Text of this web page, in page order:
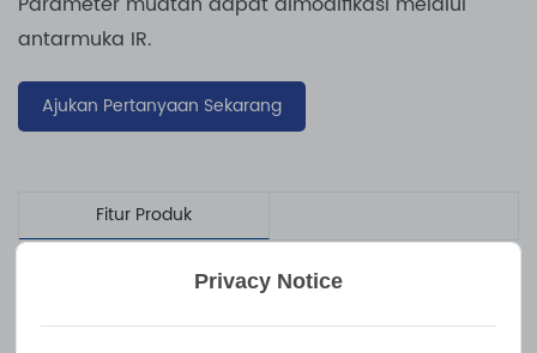
antarmuka IR.
Ajukan Pertanyaan Sekarang
Fitur Produk
spesifikasi teknisPrivacy Notice